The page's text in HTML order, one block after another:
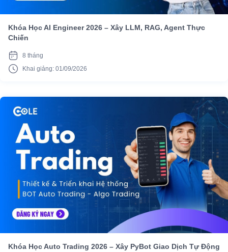
Khóa Học AI Engineer 2026 – Xây LLM, RAG, Agent Thực
Chiến
8 tháng
Khai giảng: 01/09/2026
Khóa Học Auto Trading 2026 – Xây PyBot Giao Dịch Tự Động